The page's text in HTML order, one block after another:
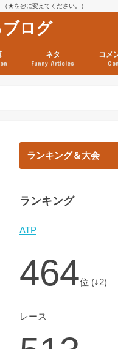
★を@に変えてください。）
ログ
ネタ
Funny Articles
コメ
ランキング＆大会
ランキング
ATP
464位 (↓2)
レース